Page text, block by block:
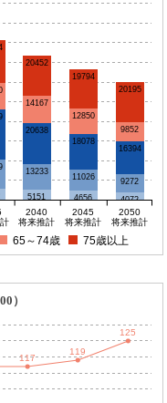
5151 4656 4072
13233
11026
9272
20638
18078
16394
14167
12850
9852
20452
19794
20195
2040
将来推計
2045
将来推計
2050
将来推計
65～74歳 75歳以上
）
117
119
125